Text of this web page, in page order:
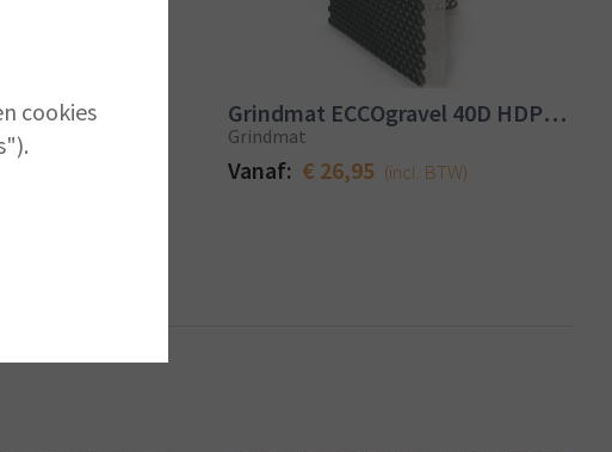
dia 50mm Grindmat ECCOgravel 40D HDPE grijs
Grindmat
Vanaf: € 26,95 (incl. BTW)
cookies